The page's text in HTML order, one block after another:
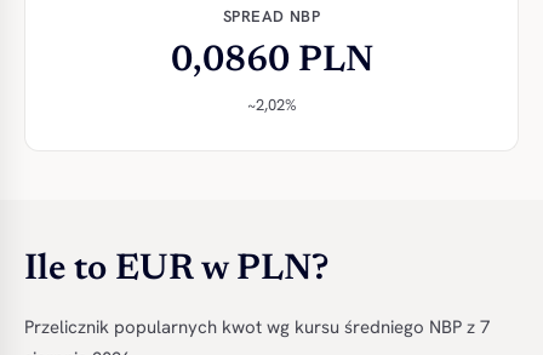
SPREAD NBP
0,0860 PLN
~2,02%
Ile to EUR w PLN?
Przelicznik popularnych kwot wg kursu średniego NBP z 7